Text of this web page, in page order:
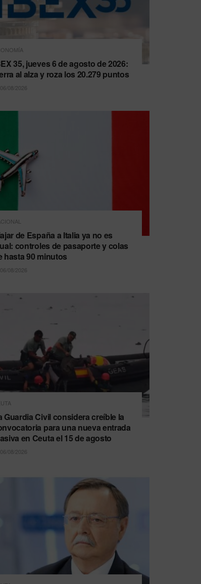
35, jueves 6 de agosto de 2026:
al alza y roza los 20.279 puntos
06/08/2026
de España a Italia ya no es
controles de pasaporte y colas
hasta 90 minutos
06/08/2026
Guardia Civil considera creíble la
para una nueva entrada
en Ceuta el 15 de agosto
06/08/2026